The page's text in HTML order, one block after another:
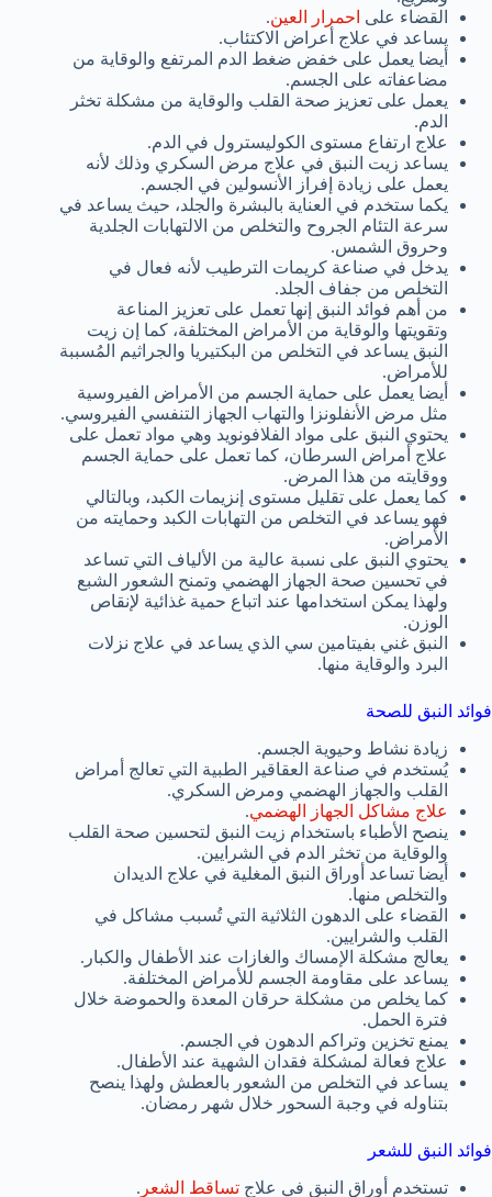
القضاء على احمرار العين.
يساعد في علاج أعراض الاكتئاب.
أيضا يعمل على خفض ضغط الدم المرتفع والوقاية من
مضاعفاته على الجسم.
يعمل على تعزيز صحة القلب والوقاية من مشكلة تخثر
الدم.
علاج ارتفاع مستوى الكوليسترول في الدم.
يساعد زيت النبق في علاج مرض السكري وذلك لأنه
يعمل على زيادة إفراز الأنسولين في الجسم.
يكما ستخدم في العناية بالبشرة والجلد، حيث يساعد في
سرعة التئام الجروح والتخلص من الالتهابات الجلدية
وحروق الشمس.
يدخل في صناعة كريمات الترطيب لأنه فعال في
التخلص من جفاف الجلد.
من أهم فوائد النبق إنها تعمل على تعزيز المناعة
وتقويتها والوقاية من الأمراض المختلفة، كما إن زيت
النبق يساعد في التخلص من البكتيريا والجراثيم المُسببة
للأمراض.
أيضا يعمل على حماية الجسم من الأمراض الفيروسية
مثل مرض الأنفلونزا والتهاب الجهاز التنفسي الفيروسي.
يحتوي النبق على مواد الفلافونويد وهي مواد تعمل على
علاج أمراض السرطان، كما تعمل على حماية الجسم
ووقايته من هذا المرض.
كما يعمل على تقليل مستوى إنزيمات الكبد، وبالتالي
فهو يساعد في التخلص من التهابات الكبد وحمايته من
الأمراض.
يحتوي النبق على نسبة عالية من الألياف التي تساعد
في تحسين صحة الجهاز الهضمي وتمنح الشعور الشبع
ولهذا يمكن استخدامها عند اتباع حمية غذائية لإنقاص
الوزن.
النبق غني بفيتامين سي الذي يساعد في علاج نزلات
البرد والوقاية منها.
فوائد النبق للصحة
زيادة نشاط وحيوية الجسم.
يُستخدم في صناعة العقاقير الطبية التي تعالج أمراض
القلب والجهاز الهضمي ومرض السكري.
علاج مشاكل الجهاز الهضمي.
ينصح الأطباء باستخدام زيت النبق لتحسين صحة القلب
والوقاية من تخثر الدم في الشرايين.
أيضا تساعد أوراق النبق المغلية في علاج الديدان
والتخلص منها.
القضاء على الدهون الثلاثية التي تُسبب مشاكل في
القلب والشرايين.
يعالج مشكلة الإمساك والغازات عند الأطفال والكبار.
يساعد على مقاومة الجسم للأمراض المختلفة.
كما يخلص من مشكلة حرقان المعدة والحموضة خلال
فترة الحمل.
يمنع تخزين وتراكم الدهون في الجسم.
علاج فعالة لمشكلة فقدان الشهية عند الأطفال.
يساعد في التخلص من الشعور بالعطش ولهذا ينصح
بتناوله في وجبة السحور خلال شهر رمضان.
فوائد النبق للشعر
تستخدم أوراق النبق في علاج تساقط الشعر .